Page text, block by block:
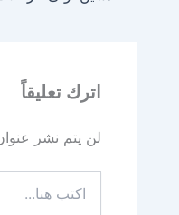
اترك تعليقاً
لن يتم نشر
هنا...